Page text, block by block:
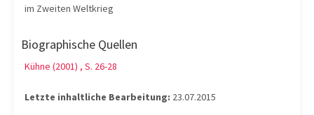
im Zweiten Weltkrieg
Biographische Quellen
Kühne (2001) , S. 26-28
Letzte inhaltliche Bearbeitung: 23.07.2015